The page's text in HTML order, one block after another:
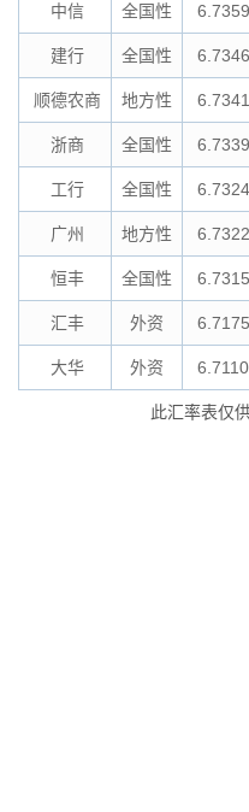
中信 全国性
建行 全国性
顺德农商 地方性
浙商 全国性
工行 全国性
广州 地方性
恒丰 全国性
汇丰 外资
大华 外资
此汇率表仅